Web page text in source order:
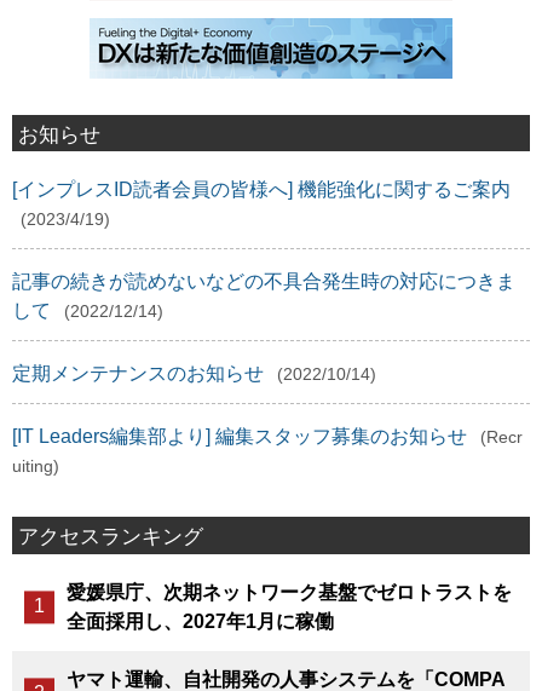
お知らせ
[インプレスID読者会員の皆様へ] 機能強化に関するご案内
(2023/4/19)
記事の続きが読めないなどの不具合発生時の対応につきま
して
(2022/12/14)
定期メンテナンスのお知らせ (2022/10/14)
[IT Leaders編集部より] 編集スタッフ募集のお知らせ
(Recr
uiting)
アクセスランキング
愛媛県庁、次期ネットワーク基盤でゼロトラストを
全面採用し、2027年1月に稼働
ヤマト運輸、自社開発の人事システムを「COMPA